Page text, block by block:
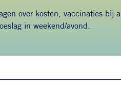
over kosten, vaccinaties bij
in weekend/avond.